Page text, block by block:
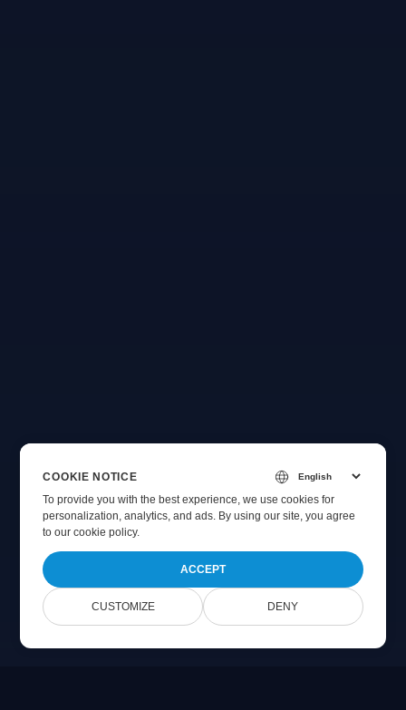
COOKIE NOTICE
To provide you with the best experience, we use cookies for
personalization, analytics, and ads. By using our site, you agree
toour cookie policy.
ACCEPT
CUSTOMIZE DENY